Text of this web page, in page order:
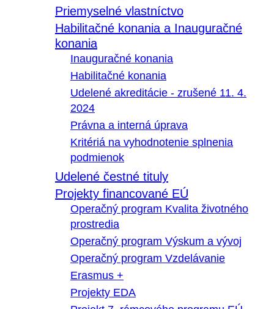
Priemyselné vlastníctvo
Habilitačné konania a Inauguračné
konania
Inauguračné konania
Habilitačné konania
Udelené akreditácie - zrušené 11. 4.
2024
Právna a interná úprava
Kritériá na vyhodnotenie splnenia
podmienok
Udelené čestné tituly
Projekty financované EÚ
Operačný program Kvalita životného
prostredia
Operačný program Výskum a vývoj
Operačný program Vzdelávanie
Erasmus +
Projekty EDA